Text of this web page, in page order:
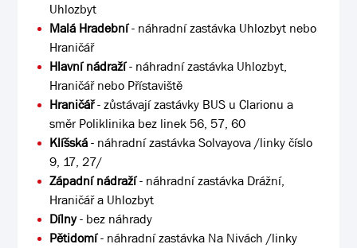
Uhlozbyt
Malá Hradební- náhradní zastávka Uhlozbyt nebo
Hraničář
Hlavní nádraží- náhradní zastávka Uhlozbyt,
Hraničář nebo Přístaviště
Hraničář- zůstávají zastávky BUS u Clarionu a
směr Poliklinika bez linek 56, 57, 60
Klíšská- náhradní zastávka Solvayova /linky číslo
9, 17, 27/
Západní nádraží- náhradní zastávka Drážní,
Hraničář a Uhlozbyt
Dílny- bez náhrady
Pětidomí- náhradní zastávka Na Nivách /linky